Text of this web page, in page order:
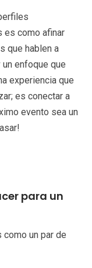
es como afinar
que hablen a
enfoque que
experiencia que
es conectar a
evento sea un
para un
un par de